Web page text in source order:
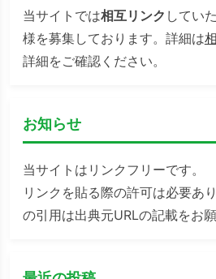
当サイトでは相互リンク してい
様を募集しております。詳細は
詳細をご確認ください。
お知らせ
当サイトはリンクフリーです。
リンクを貼る際の許可は必要あ
の引用は出典元URLの記載をお願